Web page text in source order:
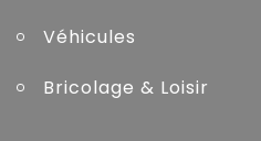
Véhicules
Bricolage & Loisir